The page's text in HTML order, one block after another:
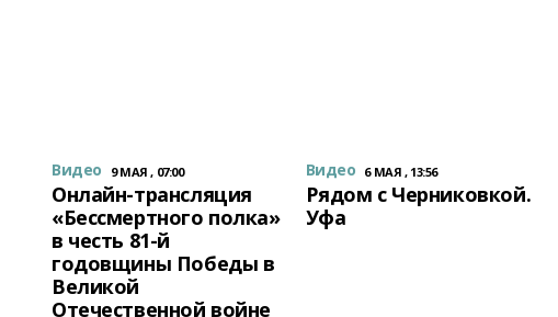
Видео 9 МАЯ , 07:00
Онлайн-трансляция
«Бессмертного полка»
в честь 81-й
годовщины Победы в
Великой
Отечественной войне
Видео 6 МАЯ , 13:56
Рядом с Черниковкой.
Уфа